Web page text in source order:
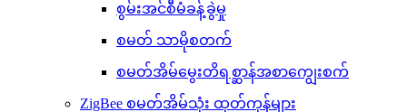
စွမ်းအင်စီမံခန့်ခွဲမှု
စမတ် သာမိုစတက်
စမတ်အိမ်မွေးတိရစ္ဆာန်အစာကျွေးစက်
ZigBee စမတ်အိမ်သုံး ထုတ်ကုန်များ